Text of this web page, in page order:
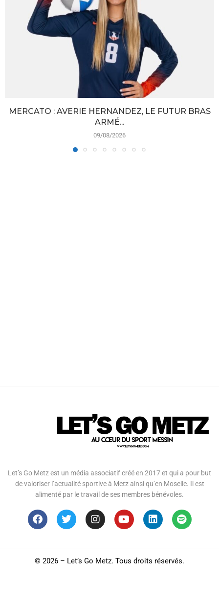
MERCATO : AVERIE HERNANDEZ, LE FUTUR BRAS
ARMÉ...
09/08/2026
Let’s Go Metz est un média associatif créé en 2017 et qui a pour but
de valoriser l’actualité sportive à Metz ainsi qu’en Moselle. Il est
alimenté par le travail de ses membres bénévoles.
© 2026 – Let’s Go Metz. Tous droits réservés.